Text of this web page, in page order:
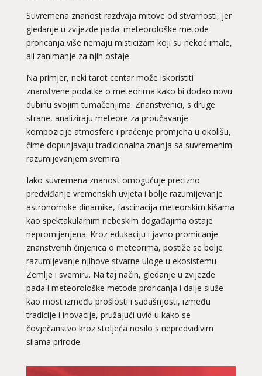
Suvremena znanost razdvaja mitove od stvarnosti, jer
gledanje u zvijezde pada: meteorološke metode
proricanja više nemaju misticizam koji su nekoć imale,
ali zanimanje za njih ostaje.
Na primjer, neki tarot centar može iskoristiti
znanstvene podatke o meteorima kako bi dodao novu
dubinu svojim tumačenjima. Znanstvenici, s druge
strane, analiziraju meteore za proučavanje
kompozicije atmosfere i praćenje promjena u okolišu,
čime dopunjavaju tradicionalna znanja sa suvremenim
razumijevanjem svemira.
Iako suvremena znanost omogućuje precizno
predviđanje vremenskih uvjeta i bolje razumijevanje
astronomske dinamike, fascinacija meteorskim kišama
kao spektakularnim nebeskim događajima ostaje
nepromijenjena. Kroz edukaciju i javno promicanje
znanstvenih činjenica o meteorima, postiže se bolje
razumijevanje njihove stvarne uloge u ekosistemu
Zemlje i svemiru. Na taj način, gledanje u zvijezde
pada i meteorološke metode proricanja i dalje služe
kao most između prošlosti i sadašnjosti, između
tradicije i inovacije, pružajući uvid u kako se
čovječanstvo kroz stoljeća nosilo s nepredvidivim
silama prirode.